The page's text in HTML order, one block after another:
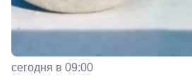
сегодня в 09:00